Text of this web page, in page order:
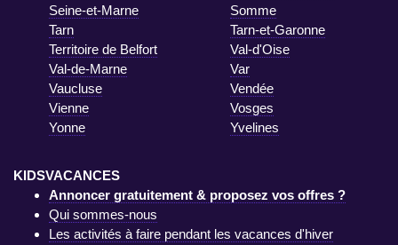
Seine-et-Marne
Somme
Tarn
Tarn-et-Garonne
Territoire de Belfort
Val-d'Oise
Val-de-Marne
Var
Vaucluse
Vendée
Vienne
Vosges
Yonne
Yvelines
KIDSVACANCES
Annoncer gratuitement & proposez vos offres ?
Qui sommes-nous
Les activités à faire pendant les vacances d'hiver